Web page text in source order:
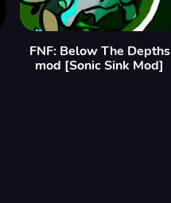
FNF: Below The Depths
mod [Sonic Sink Mod]